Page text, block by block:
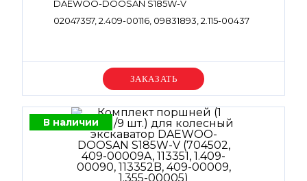
DAEWOO-DOOSAN S185W-V
02047357, 2.409-00116, 09831893, 2.115-00437
Уточняйте цену
В наличии